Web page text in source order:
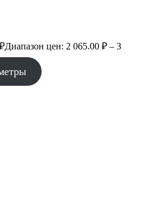
₽Диапазон цен: 2 065.00 ₽ – 3